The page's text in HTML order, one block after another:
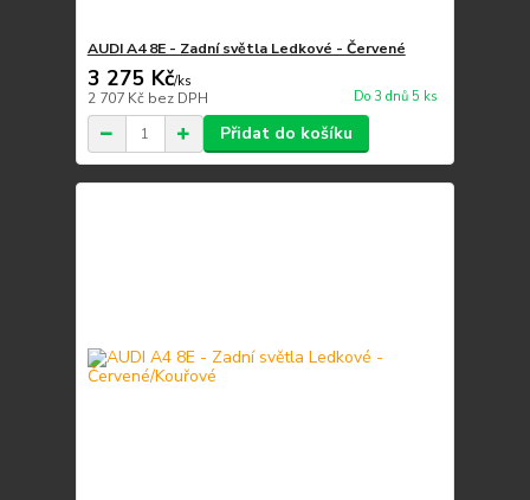
AUDI A4 8E - Zadní světla Ledkové - Červené
3 275 Kč/ks
2 707 Kč bez DPH Do 3 dnů 5 ks
Přidat do košíku